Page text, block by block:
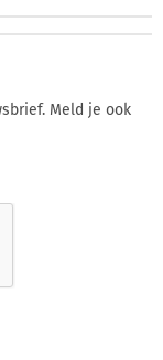
Meld je ook